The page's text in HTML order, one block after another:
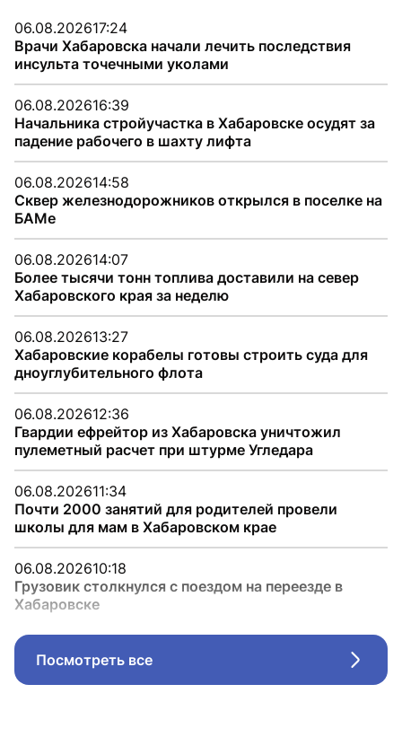
06.08.202617:24
Врачи Хабаровска начали лечить последствия
инсульта точечными уколами
06.08.202616:39
Начальника стройучастка в Хабаровске осудят за
падение рабочего в шахту лифта
06.08.202614:58
Сквер железнодорожников открылся в поселке на
БАМе
06.08.202614:07
Более тысячи тонн топлива доставили на север
Хабаровского края за неделю
06.08.202613:27
Хабаровские корабелы готовы строить суда для
дноуглубительного флота
06.08.202612:36
Гвардии ефрейтор из Хабаровска уничтожил
пулеметный расчет при штурме Угледара
06.08.202611:34
Почти 2000 занятий для родителей провели
школы для мам в Хабаровском крае
06.08.202610:18
Грузовик столкнулся с поездом на переезде в
Хабаровске
Посмотреть все